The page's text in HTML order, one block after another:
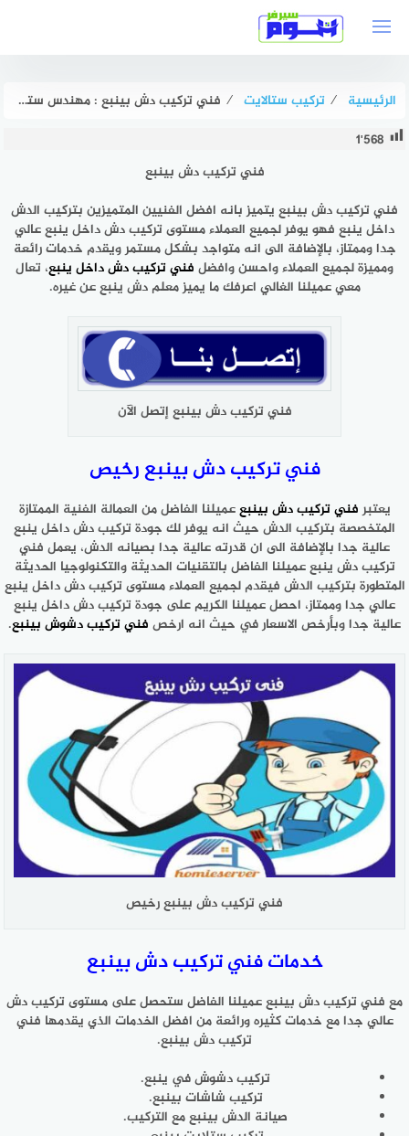
الرئيسية ⁄ تركيب ستالايت ⁄ فني تركيب دش بينبع : مهندس ستلايت ينبع ممتاز | هوم سيرفر
1٬568
فني تركيب دش بينبع
فني تركيب دش بينبع يتميز بانه افضل الفنيين المتميزين بتركيب الدش
داخل ينبع فهو يوفر لجميع العملاء مستوى تركيب دش داخل ينبع عالي
جدا وممتاز، بالإضافة الى انه متواجد بشكل مستمر ويقدم خدمات رائعة
ومميزة لجميع العملاء واحسن وافضل فني تركيب دش داخل ينبع، تعال
معي عميلنا الغالي اعرفك ما يميز معلم دش ينبع عن غيره.
فني تركيب دش بينبع إتصل الآن
فني تركيب دش بينبع رخيص
يعتبرفني تركيب دش بينبععميلنا الفاضل من العمالة الفنية الممتازة
المتخصصة بتركيب الدش حيث انه يوفر لك جودة تركيب دش داخل ينبع
عالية جدا بالإضافة الى ان قدرته عالية جدا بصيانه الدش، يعمل فني
تركيب دش ينبع عميلنا الفاضل بالتقنيات الحديثة والتكنولوجيا الحديثة
المتطورة بتركيب الدش فيقدم لجميع العملاء مستوى تركيب دش داخل ينبع
عالي جدا وممتاز، احصل عميلنا الكريم على جودة تركيب دش داخل ينبع
عالية جدا وبأرخص الاسعار في حيث انه ارخص فني تركيب دشوش بينبع.
فني تركيب دش بينبع رخيص
خدمات فني تركيب دش بينبع
مع فني تركيب دش بينبع عميلنا الفاضل ستحصل على مستوى تركيب دش
عالي جدا مع خدمات كثيره ورائعة من افضل الخدمات الذي يقدمها فني
تركيب دش بينبع.
تركيب دشوش في ينبع.
تركيب شاشات بينبع.
صيانة الدش بينبع مع التركيب.